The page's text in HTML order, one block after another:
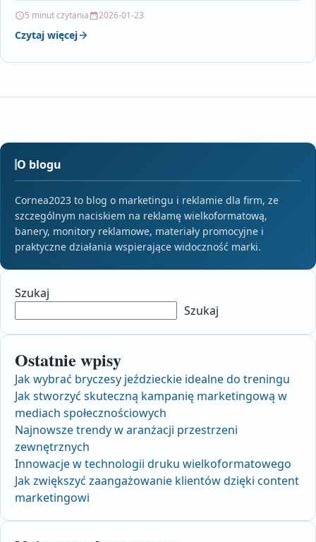
danych…
5 minut czytania 2026-01-23
Czytaj więcej
O blogu
Cornea2023 to blog o marketingu i reklamie dla firm, ze
szczególnym naciskiem na reklamę wielkoformatową,
banery, monitory reklamowe, materiały promocyjne i
praktyczne działania wspierające widoczność marki.
Szukaj
Szukaj
Ostatnie wpisy
Jak wybrać bryczesy jeździeckie idealne do treningu
Jak stworzyć skuteczną kampanię marketingową w
mediach społecznościowych
Najnowsze trendy w aranżacji przestrzeni
zewnętrznych
Innowacje w technologii druku wielkoformatowego
Jak zwiększyć zaangażowanie klientów dzięki content
marketingowi